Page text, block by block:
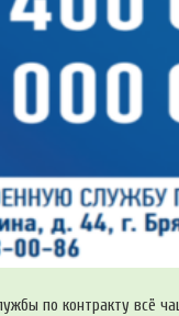
по контракту всё